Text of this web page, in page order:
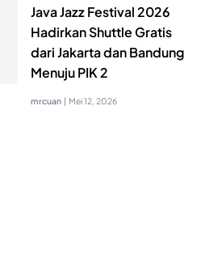
Java Jazz Festival 2026
Hadirkan Shuttle Gratis
dari Jakarta dan Bandung
Menuju PIK 2
mrcuan | Mei 12, 2026